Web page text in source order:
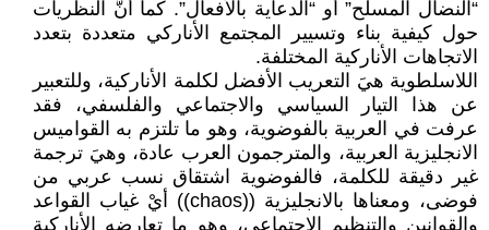
“النضال المسلح” أو “الدعاية بالأفعال”. كما أنَّ النظريات
حول كيفية بناء وتسيير المجتمع الأناركي متعددة بتعدد
الاتجاهات الأناركية المختلفة.
اللاسلطوية هيَ التعريب الأفضل لكلمة الأناركية، وللتعبير
عن هذا التيار السياسي والاجتماعي والفلسفي، فقد
عرفت في العربية بالفوضوية، وهو ما تلتزم به القواميس
الانجليزية العربية، والمترجمون العرب عادة، وهيَ ترجمة
غير دقيقة للكلمة، فالفوضوية اشتقاق نسب عربي من
فوضى، ومعناها بالانجليزية ((chaos)) أيْ غياب القواعد
والقوانين والتنظيم الاجتماعي، وهو ما تعارضه الأناركية